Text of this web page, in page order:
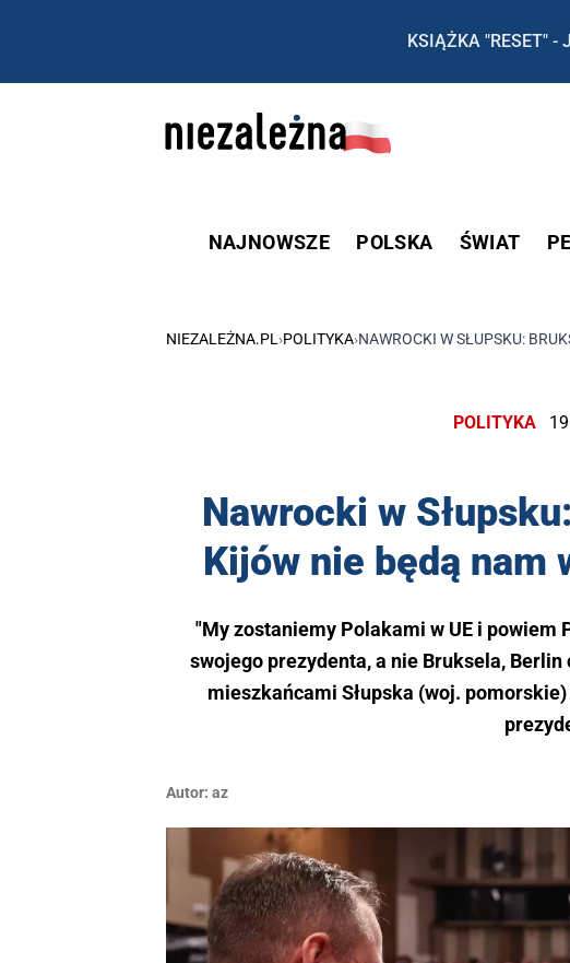
KSIĄŻKA "RESET" -
NAJNOWSZE POLSKA ŚWIAT
NIEZALEŻNA.PL ›POLITYKA›NAWROCKI W SŁUPSKU:
POLITYKA
Nawrocki w
Kijów nie będą nam
"My zostaniemy Polakami w UE i powiem
swojego prezydenta, a nie Bruksela,
mieszkańcami Słupska (woj.
Autor: az